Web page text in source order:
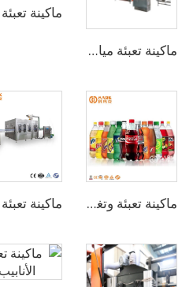
ماكينة تعبئة مياه شرب أوتوماتيكية بسعة 18000-20000 زجاجة بالساعة
ماكينة تعبئة زجاجات الزيتون والطهي والأكل
ماكينة تعبئة وتغليف المشروبات الغازية الفوارة بسعة 10000 زجاجة في الساعة ماكينة تعبئة مشروبات غازية في زجاجات زجاجية بسعة 5000 زجاجة في الساعة